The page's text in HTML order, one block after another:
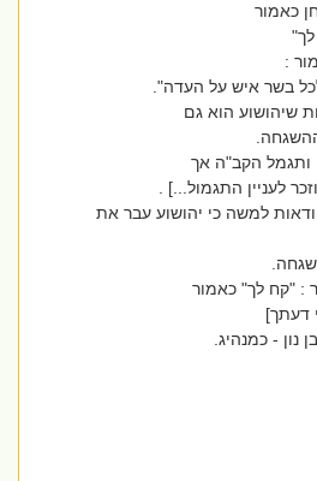
כאמור
:
בשר איש על העדה".
שיהושוע הוא גם
הקב"ה אך
התגמול...] .
למשה כי יהושוע עבר את
לך" כאמור
- כמנהיג.